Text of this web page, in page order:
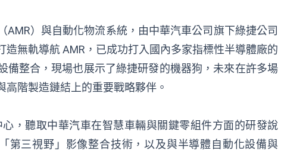
）與自動化物流系統，由中華汽車公司旗下綠捷公司
無軌導航 AMR，已成功打入國內多家指標性半導體廠的
備整合，現場也展示了綠捷研發的機器狗，未來在許多場
階製造鏈結上的重要戰略夥伴。
，聽取中華汽車在智慧車輛與關鍵零組件方面的研發說
第三視野」影像整合技術，以及與半導體自動化設備與